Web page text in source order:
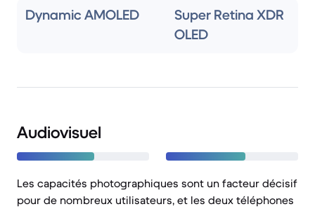
Dynamic AMOLED
Super Retina XDR
OLED
Audiovisuel
Les capacités photographiques sont un facteur décisif
pour de nombreux utilisateurs, et les deux téléphones